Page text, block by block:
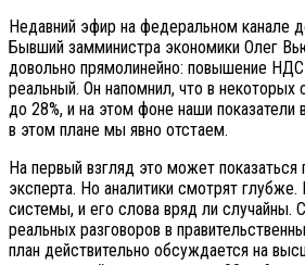
Недавний эфир на федеральном канале
Бывший замминистра экономики Олег
довольно прямолинейно: повышение
реальный. Он напомнил, что в некоторых
до 28%, и на этом фоне наши
в этом плане мы явно отстаем.
На первый взгляд это может
эксперта. Но аналитики смотрят
системы, и его слова вряд ли случайны.
реальных разговоров в
план действительно обсуждается на